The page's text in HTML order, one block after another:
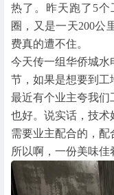
热了。昨天跑了5
圈，又是一天200公
费真的遭不住。
今天传一组华侨城水
节，如果是想要到工
最近有个业主夸我们
也好。说实话，技术
需要业主配合的，配
所以啊，一份美味佳